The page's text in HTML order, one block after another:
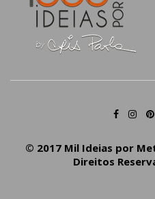
© 2017 Mil Ideias por
Direitos